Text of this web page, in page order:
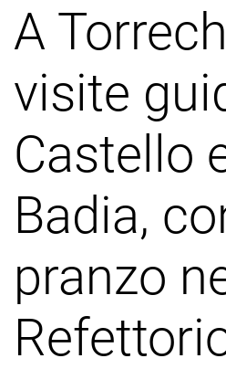
A
visite
Castello
Badia,
pranzo